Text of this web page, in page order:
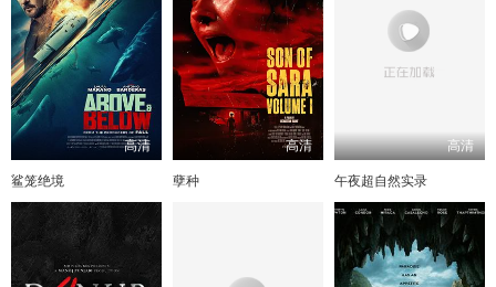
高清
鲨笼绝境
高清
孽种
高清
午夜超自然实录